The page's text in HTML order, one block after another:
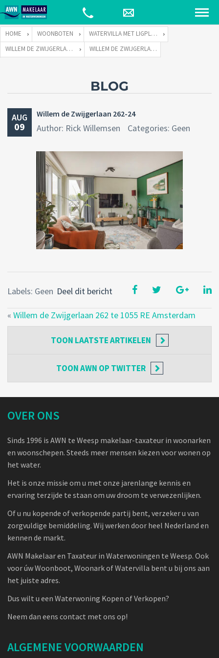
HOME WOONBOTEN
WATERVILLA MET LIGPLAATS
WILLEM DE ZWIJGERLAAN 262 TE 1055 RE AMSTERDAM
WILLEM DE ZWIJGERLAAN 262-24
BLOG
AUG
09
Willem de Zwijgerlaan 262-24
Author: Rick Willemsen Categories: Geen
Deel dit bericht
Labels: Geen
« Willem de Zwijgerlaan 262 te 1055 RE Amsterdam
TOON LAATSTE ARTIKELEN
TOONAWN OP TWITTER
OVER ONS
Sinds 1996 is AWN te Weesp makelaar-taxateur in woonarken
en woonschepen. Steeds meer mensen kiezen voor wonen op
het water.
Het is onze missie om u met onze jarenlange kennis en
ervaring terzijde te staan om uw droom te verwezenlijken.
Of u nu kopende of verkopende partij bent, verzeker u van
zorgvuldige bemiddeling. Wij werken door heel Nederland en
kennen de markt.
AWN Makelaar en Taxateur in Waterwoningen te Weesp. Ook
voor úw Woonboot, Woonark of Watervilla bent u bij ons aan
het juiste adres.
Dus wilt u een Waterwoning Kopen of Verkopen?
Neem dan eens contact met ons op!
ALGEMENE VOORWAARDEN